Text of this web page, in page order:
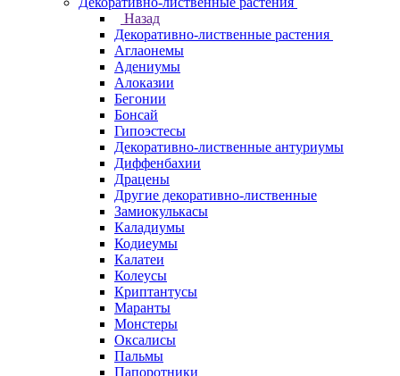
Назад
Декоративно-лиственные растения
Аглаонемы
Адениумы
Алоказии
Бегонии
Бонсай
Гипоэстесы
Декоративно-лиственные антуриумы
Диффенбахии
Драцены
Другие декоративно-лиственные
Замиокулькасы
Каладиумы
Кодиеумы
Калатеи
Колеусы
Криптантусы
Маранты
Монстеры
Оксалисы
Пальмы
Папоротники